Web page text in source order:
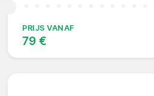
PRIJS VANAF
79 €